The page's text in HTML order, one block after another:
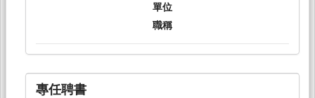
單位
職稱
專任聘書